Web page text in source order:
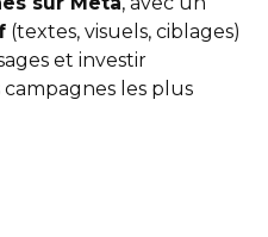
(textes, visuels, ciblages)
et investir
les plus